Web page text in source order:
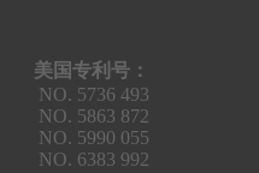
美国专利号：
NO. 5736 493
NO. 5863 872
NO. 5990 055
NO. 6383 992